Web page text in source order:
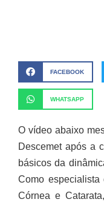
FACEBOOK
WHATSAPP
O vídeo abaixo
Descemet após a
básicos da
Como especialista
Córnea e